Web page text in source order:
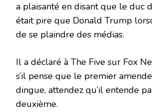
a plaisanté en disant que le duc
était pire que Donald Trump
de se plaindre des médias.
Il a déclaré à The Five sur Fox
s’il pense que le premier
dingue, attendez qu’il entende
deuxième.